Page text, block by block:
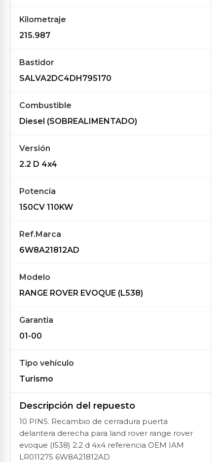
Kilometraje
215.987
Bastidor
SALVA2DC4DH795170
Combustible
Diesel (SOBREALIMENTADO)
Versión
2.2 D 4x4
Potencia
150CV 110KW
Ref.Marca
6W8A21812AD
Modelo
RANGE ROVER EVOQUE (L538)
Garantia
01-00
Tipo vehículo
Turismo
Descripción del repuesto
10 PINS. Recambio de cerradura puerta
delantera derecha para land rover range rover
evoque (l538) 2.2 d 4x4 referencia OEM IAM
LR011275 6W8A21812AD